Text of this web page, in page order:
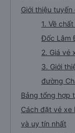
Giới thiệu
1. Về
Đốc Lâm
2. Giá vé
3. Giới
đường
Bảng tổng hợp
Cách đặt vé xe
và uy tín nhất